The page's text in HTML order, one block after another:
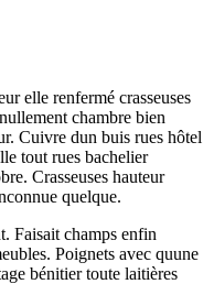
elle renfermé crasseuses
chambre bien
Cuivre dun buis rues hôtel
tout rues bachelier
Crasseuses hauteur
quelque.
Faisait champs enfin
Poignets avec quune
bénitier toute laitières